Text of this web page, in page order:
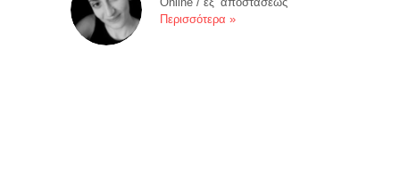
Περισσότερα »